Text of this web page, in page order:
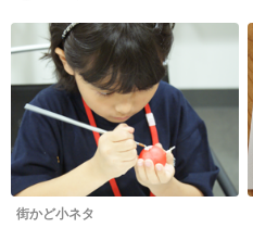
街かど小ネタ